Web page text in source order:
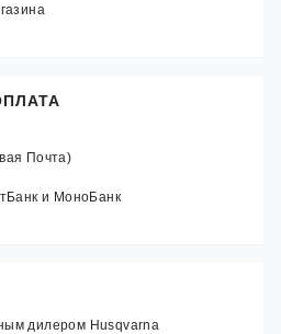
Почта)
и МоноБанк
дилером Husqvarna